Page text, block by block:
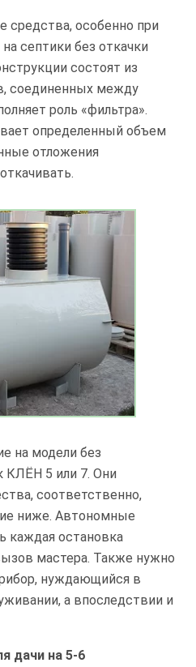
средства, особенно при
септики без откачки
состоят из
соединенных между
роль «фильтра».
определенный объем
отложения
на модели без
КЛЁН 5 или 7. Они
соответственно,
ниже. Автономные
каждая остановка
мастера. Также нужно
нуждающийся в
а впоследствии и
дачи на 5-6